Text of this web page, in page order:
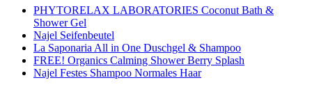
PHYTORELAX LABORATORIES Coconut Bath &
Shower Gel
Najel Seifenbeutel
La Saponaria All in One Duschgel & Shampoo
FREE! Organics Calming Shower Berry Splash
Najel Festes Shampoo Normales Haar